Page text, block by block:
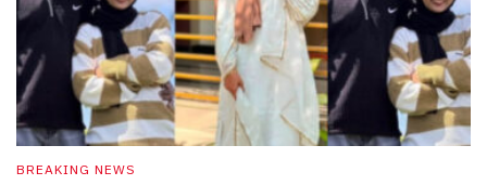
BREAKING NEWS